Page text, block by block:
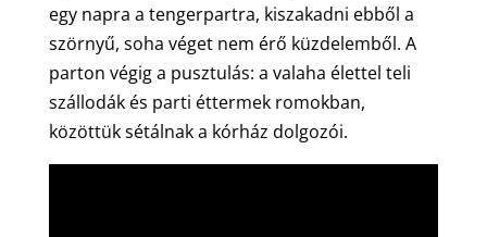
egy napra a tengerpartra, kiszakadni ebből a
szörnyű, soha véget nem érő küzdelemből. A
parton végig a pusztulás: a valaha élettel teli
szállodák és parti éttermek romokban,
közöttük sétálnak a kórház dolgozói.